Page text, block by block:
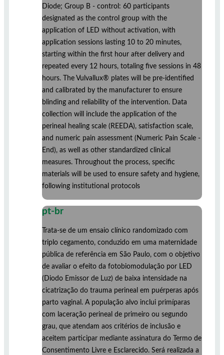
Diode; Group B - control: 60 participants
designated as the control group with the
application of LED without activation, with
application sessions lasting 10 to 20 minutes,
starting within the first hour after delivery and
repeated every 12 hours, totaling five sessions in 48
hours. The Vulvallux® plates will be pre-identified
and calibrated by the manufacturer to ensure
blinding and reliability of the intervention. Data
collection will include the application of the
perineal healing scale (REEDA), satisfaction scale,
and numeric pain assessment (Numeric Pain Scale -
End), as well as other standardized clinical
measures. Throughout the process, specific
materials will be used to ensure safety and hygiene,
following institutional protocols
pt-br
Trata-se de um ensaio clínico randomizado com
triplo cegamento, conduzido em uma maternidade
pública de referência em São Paulo, com o objetivo
de avaliar o efeito da fotobiomodulação por LED
(Diodo Emissor de Luz) de baixa intensidade na
cicatrização do trauma perineal em puérperas após
parto vaginal. A população alvo inclui primíparas
com laceração perineal de primeiro ou segundo
grau, que atendam aos critérios de inclusão e
aceitem participar mediante assinatura do Termo de
Consentimento Livre e Esclarecido. Será realizada a